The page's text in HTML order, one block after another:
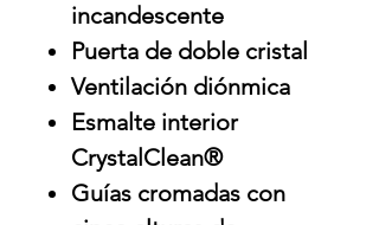
incandescente
Puerta de doble cristal
Ventilación diónmica
Esmalte interior
CrystalClean®
Guías cromadas con